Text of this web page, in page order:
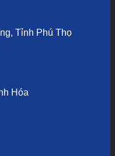
Tỉnh Phú Thọ
Hóa